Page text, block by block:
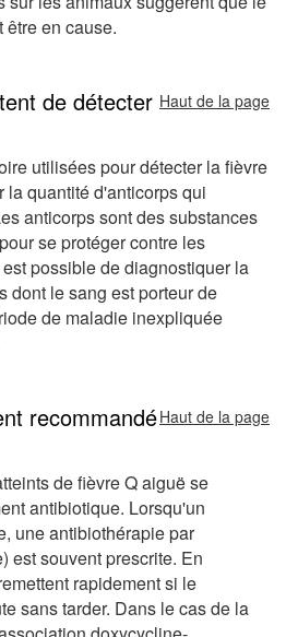
en cause.
de détecter Haut de la page
utilisées pour détecter la fièvre
la quantité d'anticorps qui
anticorps sont des substances
se protéger contre les
possible de diagnostiquer la
dont le sang est porteur de
de maladie inexpliquée
recommandéHaut de la page
de fièvre Q aiguë se
antibiotique. Lorsqu'un
une antibiothérapie par
est souvent prescrite. En
rapidement si le
sans tarder. Dans le cas de la